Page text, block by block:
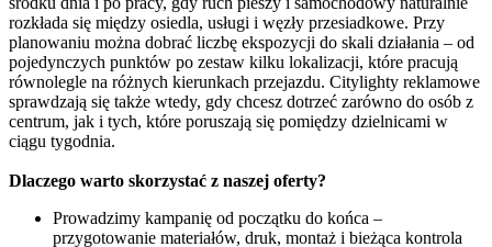
rozkłada się między osiedla, usługi i węzły przesiadkowe. Przy
planowaniu można dobrać liczbę ekspozycji do skali działania – od
pojedynczych punktów po zestaw kilku lokalizacji, które pracują
równolegle na różnych kierunkach przejazdu. Citylighty reklamowe
sprawdzają się także wtedy, gdy chcesz dotrzeć zarówno do osób z
centrum, jak i tych, które poruszają się pomiędzy dzielnicami w
ciągu tygodnia.
Dlaczego warto skorzystać z naszej oferty?
Prowadzimy kampanię od początku do końca –
przygotowanie materiałów, druk, montaż i bieżąca kontrola